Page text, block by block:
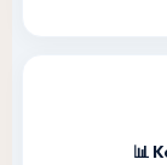
📊